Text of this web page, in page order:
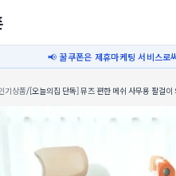
📢 꿀쿠폰은 제휴마케팅 서비스로
기상품/[오늘의집 단독] 뮤즈 편한 메쉬 사무용 팔걸